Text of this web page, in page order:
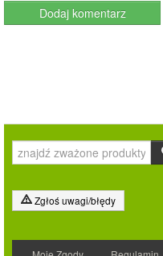
Zgłoś uwagi/błędy